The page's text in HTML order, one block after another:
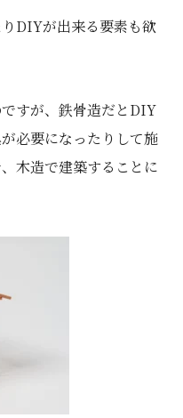
DIYが出来る要素も欲
すが、鉄骨造だとDIY
必要になったりして施
木造で建築することに